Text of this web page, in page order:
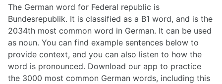
The German word for Federal republic is
Bundesrepublik. It is classified as a B1 word, and is the
2034th most common word in German. It can be used
as noun. You can find example sentences below to
provide context, and you can also listen to how the
word is pronounced. Download our app to practice
the 3000 most common German words, including this